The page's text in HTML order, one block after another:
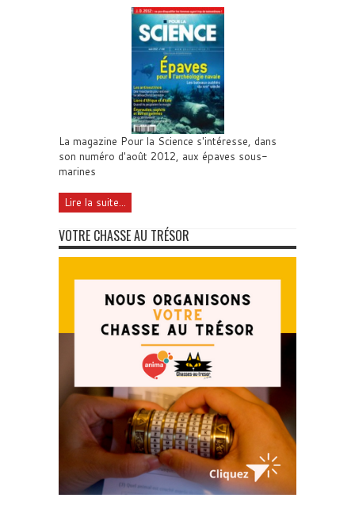
La magazine Pour la Science s'intéresse, dans
son numéro d'août 2012, aux épaves sous-
marines
Lire la suite...
VOTRE CHASSE AU TRÉSOR